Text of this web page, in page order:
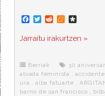
F
e
o
k
T
t
r
R
d
d
M
n
e
e
s
r
a
Jarraitu irakurtzen »
Berriak 30
abiada feminista ,
ura ,alba fatuarte ,
barrio de san francisco ,